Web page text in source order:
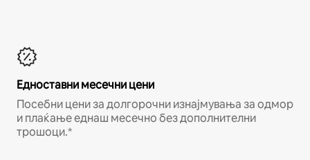
Едноставни месечни цени
Посебни цени за долгорочни изнајмувања за одмор
и плаќање еднаш месечно без дополнителни
трошоци.*